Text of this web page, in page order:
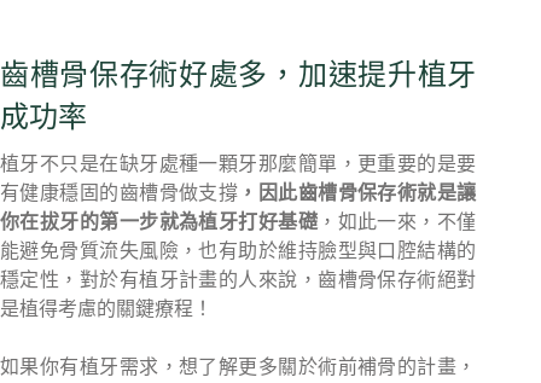
齒槽骨保存術好處多，加速提升植牙
成功率
植牙不只是在缺牙處種一顆牙那麼簡單，更重要的是要
有健康穩固的齒槽骨做支撐 ，因此齒槽骨保存術就是讓
你在拔牙的第一步就為植牙打好基礎 ，如此一來，不僅
能避免骨質流失風險，也有助於維持臉型與口腔結構的
穩定性，對於有植牙計畫的人來說，齒槽骨保存術絕對
是植得考慮的關鍵療程！
如果你有植牙需求，想了解更多關於術前補骨的計畫，